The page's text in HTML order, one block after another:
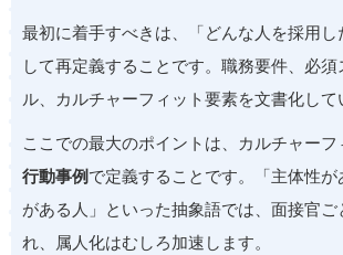
最初に着手すべきは、「どんな人を採用し
して再定義することです。職務要件、必
ル、カルチャーフィット要素を文書化して
ここでの最大のポイントは、カルチャーフ
行動事例で定義することです。「主体性
がある人」といった抽象語では、面接官ご
れ、属人化はむしろ加速します。